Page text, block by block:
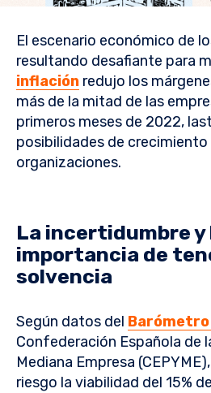
El escenario económico de
resultando desafiante para
inflación redujo los
más de la mitad de las
primeros meses de 2022,
posibilidades de crecimiento
organizaciones.
La incertidumbre y
importancia de
solvencia
Según datos del Barómetro
Confederación Española de
Mediana Empresa
riesgo la viabilidad del 15%